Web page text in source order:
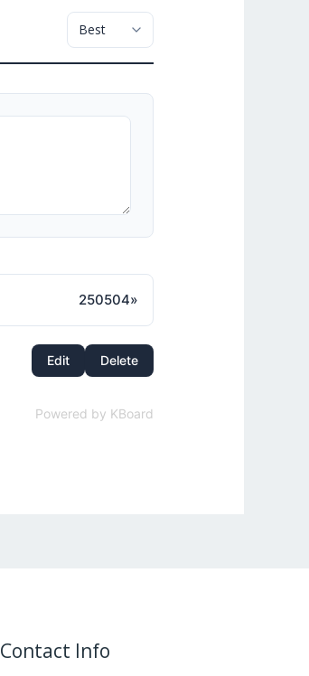
250504»
Edit Delete
Powered by KBoard
Contact Info